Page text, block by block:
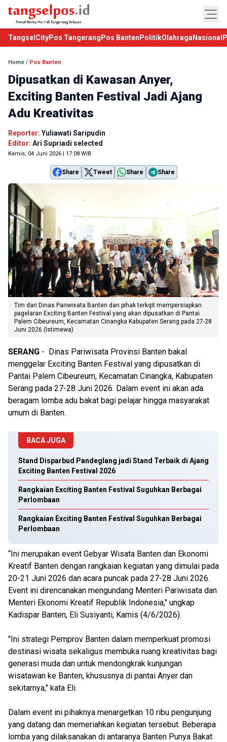
TangselCityPos Tangerang Pos Banten PolitikOlahraga Nasional
Home / Pos Banten
Dipusatkan di Kawasan Anyer,
Exciting Banten Festival Jadi Ajang
Adu Kreativitas
Reporter: Yuliawati Saripudin
Editor: Ari Supriadi selected
Kamis, 04 Juni 2026 | 17:08 WIB
Share Tweet Share Share
Tim dari Dinas Pariwisata Banten dan pihak terkqit mempersiapkan
pagelaran Exciting Banten Festival yang akan dipusatkan di Pantai
Palem Cibeureum, Kecamatan Cinangka Kabupaten Serang pada 27-28
Juni 2026.(Istimewa)
SERANG - Dinas Pariwisata Provinsi Banten bakal
menggelar Exciting Banten Festival yang dipusatkan di
Pantai Palem Cibeureum, Kecamatan Cinangka, Kabupaten
Serang pada 27-28 Juni 2026. Dalam event ini akan ada
beragam lomba adu bakat bagi pelajar hingga masyarakat
umum di Banten.
BACA JUGA
Stand Disparbud Pandeglang jadi Stand Terbaik di Ajang
Exciting Banten Festival 2026
Rangkaian Exciting Banten Festival Suguhkan Berbagai
Perlombaan
Rangkaian Exciting Banten Festival Suguhkan Berbagai
Perlombaan
“Ini merupakan event Gebyar Wisata Banten dan Ekonomi
Kreatif Banten dengan rangkaian kegiatan yang dimulai pada
20-21 Juni 2026 dan acara puncak pada 27-28 Juni 2026.
Event ini direncanakan mengundang Menteri Pariwisata dan
Menteri Ekonomi Kreatif Republik Indonesia," ungkap
Kadispar Banten, Eli Susiyanti, Kamis (4/6/2026).
"Ini strategi Pemprov Banten dalam memperkuat promosi
destinasi wisata sekaligus membuka ruang kreativitas bagi
generasi muda dan untuk mendongkrak kunjungan
wisatawan ke Banten, khususnya di pantai Anyer dan
sekitarnya," kata Eli.
Dalam event ini pihaknya menargetkan 10 ribu pengunjung
yang datang dan memeriahkan kegiatan tersebut. Beberapa
lomba yang dilaksanakan di antaranya Banten Punya Bakat